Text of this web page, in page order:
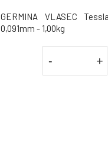
GERMINA VLASEC
0,091mm - 1,00kg
- +